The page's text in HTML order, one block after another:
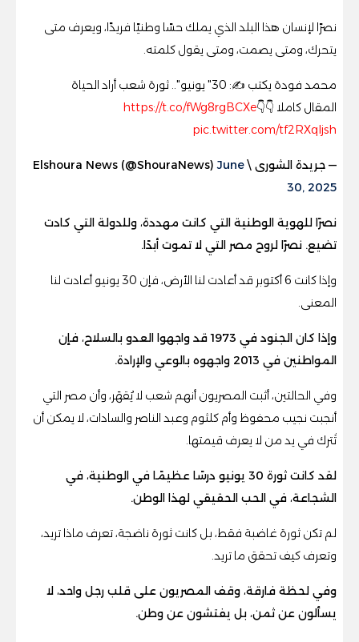
نصرًا لإنسان هذا البلد الذي يملك حسًا وطنيًا فريدًا، ويعرف متى
يتحرك، ومتى يصمت، ومتى يقول كلمته.
محمد فودة يكتب ✍️: 30" يونيو".. ثورة شعب أراد الحياة
المقال كاملا 👇👇https://t.co/fWg8rgBCXe
pic.twitter.com/tf2RXqIjsh
— جريدة الشورى \ Elshoura News (@ShouraNews)June
30, 2025
نصرًا للهوية الوطنية التي كانت مهددة، وللدولة التي كادت
تضيع. نصرًا لروح مصر التي لا تموت أبدًا.
وإذا كانت 6 أكتوبر قد أعادت لنا الأرض، فإن 30 يونيو أعادت لنا
المعنى.
وإذا كان الجنود في 1973 قد واجهوا العدو بالسلاح، فإن
المواطنين في 2013 واجهوه بالوعي والإرادة.
وفي الحالتين، أثبت المصريون أنهم شعب لا يُقهَر، وأن مصر التي
أنجبت نجيب محفوظ وأم كلثوم وعبد الناصر والسادات، لا يمكن أن
تُترك في يد من لا يعرف قيمتها.
لقد كانت ثورة 30 يونيو درسًا عظيمًا في الوطنية، في
الشجاعة، في الحب الحقيقي لهذا الوطن.
لم تكن ثورة غاضبة فقط، بل كانت ثورة ناضجة، تعرف ماذا تريد،
وتعرف كيف تحقق ما تريد.
وفي لحظة فارقة، وقف المصريون على قلب رجل واحد، لا
يسألون عن ثمن، بل يفتشون عن وطن.